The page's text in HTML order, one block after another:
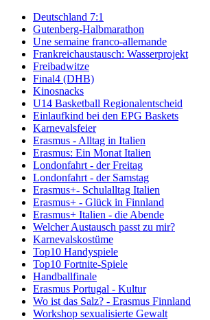
Deutschland 7:1
Gutenberg-Halbmarathon
Une semaine franco-allemande
Frankreichaustausch: Wasserprojekt
Freibadwitze
Final4 (DHB)
Kinosnacks
U14 Basketball Regionalentscheid
Einlaufkind bei den EPG Baskets
Karnevalsfeier
Erasmus - Alltag in Italien
Erasmus: Ein Monat Italien
Londonfahrt - der Freitag
Londonfahrt - der Samstag
Erasmus+- Schulalltag Italien
Erasmus+ - Glück in Finnland
Erasmus+ Italien - die Abende
Welcher Austausch passt zu mir?
Karnevalskostüme
Top10 Handyspiele
Top10 Fortnite-Spiele
Handballfinale
Erasmus Portugal - Kultur
Wo ist das Salz? - Erasmus Finnland
Workshop sexualisierte Gewalt